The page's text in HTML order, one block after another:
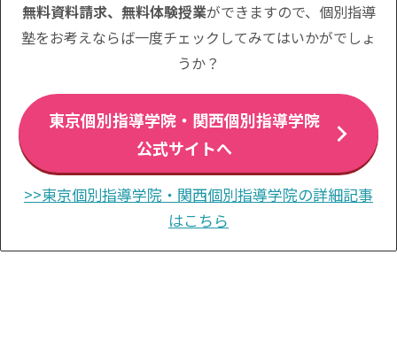
無料資料請求、無料体験授業ができますので、個別指導
塾をお考えならば一度チェックしてみてはいかがでしょ
うか？
東京個別指導学院・関西個別指導学院
公式サイトへ
>>東京個別指導学院・関西個別指導学院の詳細記事
はこちら